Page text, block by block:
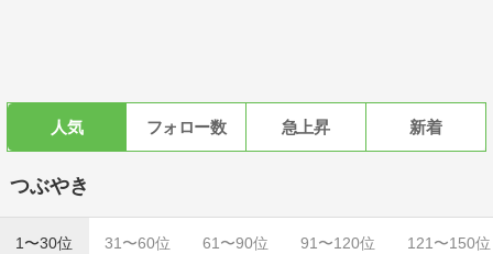
人気 フォロー数 急上昇 新着
つぶやき
1〜30位 31〜60位 61〜90位 91〜120位 121〜150位